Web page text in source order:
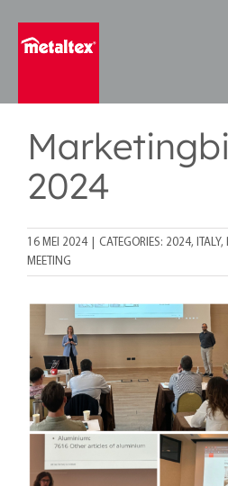
2024
16 MEI 2024 CATEGORIES: 2024, ITALY,
MEETING